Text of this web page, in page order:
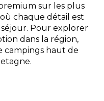
sur les plus
chaque détail est
Pour explorer
dans la région,
campings haut de